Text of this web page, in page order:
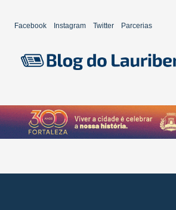
Facebook Instagram Twitter Parcerias